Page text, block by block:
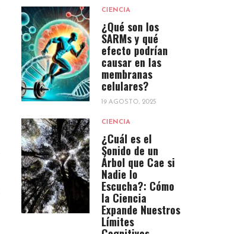
CIENCIA
¿Qué son los
SARMs y qué
efecto podrían
causar en las
membranas
celulares?
19 AGOSTO, 2025
CIENCIA
¿Cuál es el
Sonido de un
Árbol que Cae si
Nadie lo
Escucha?: Cómo
la Ciencia
Expande Nuestros
Límites